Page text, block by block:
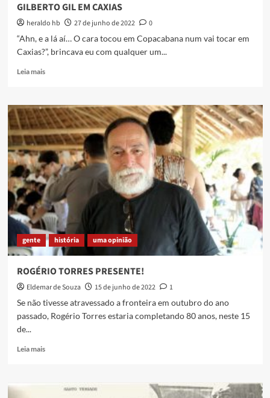
GILBERTO GIL EM CAXIAS
heraldo hb 27 de junho de 2022
0
“Ahn, e a lá aí… O cara tocou em Copacabana num vai tocar em
Caxias?”, brincava eu com qualquer um...
Leia maisRead
GILBERTO
GIL
EM
CAXIAS
gente história uma opinião
ROGÉRIO TORRES PRESENTE!
Eldemar de Souza 15 de junho de 2022
1
Se não tivesse atravessado a fronteira em outubro do ano
passado, Rogério Torres estaria completando 80 anos, neste 15
de...
Leia maisRead
TORRES